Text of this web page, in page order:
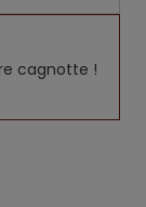
cagnotte !